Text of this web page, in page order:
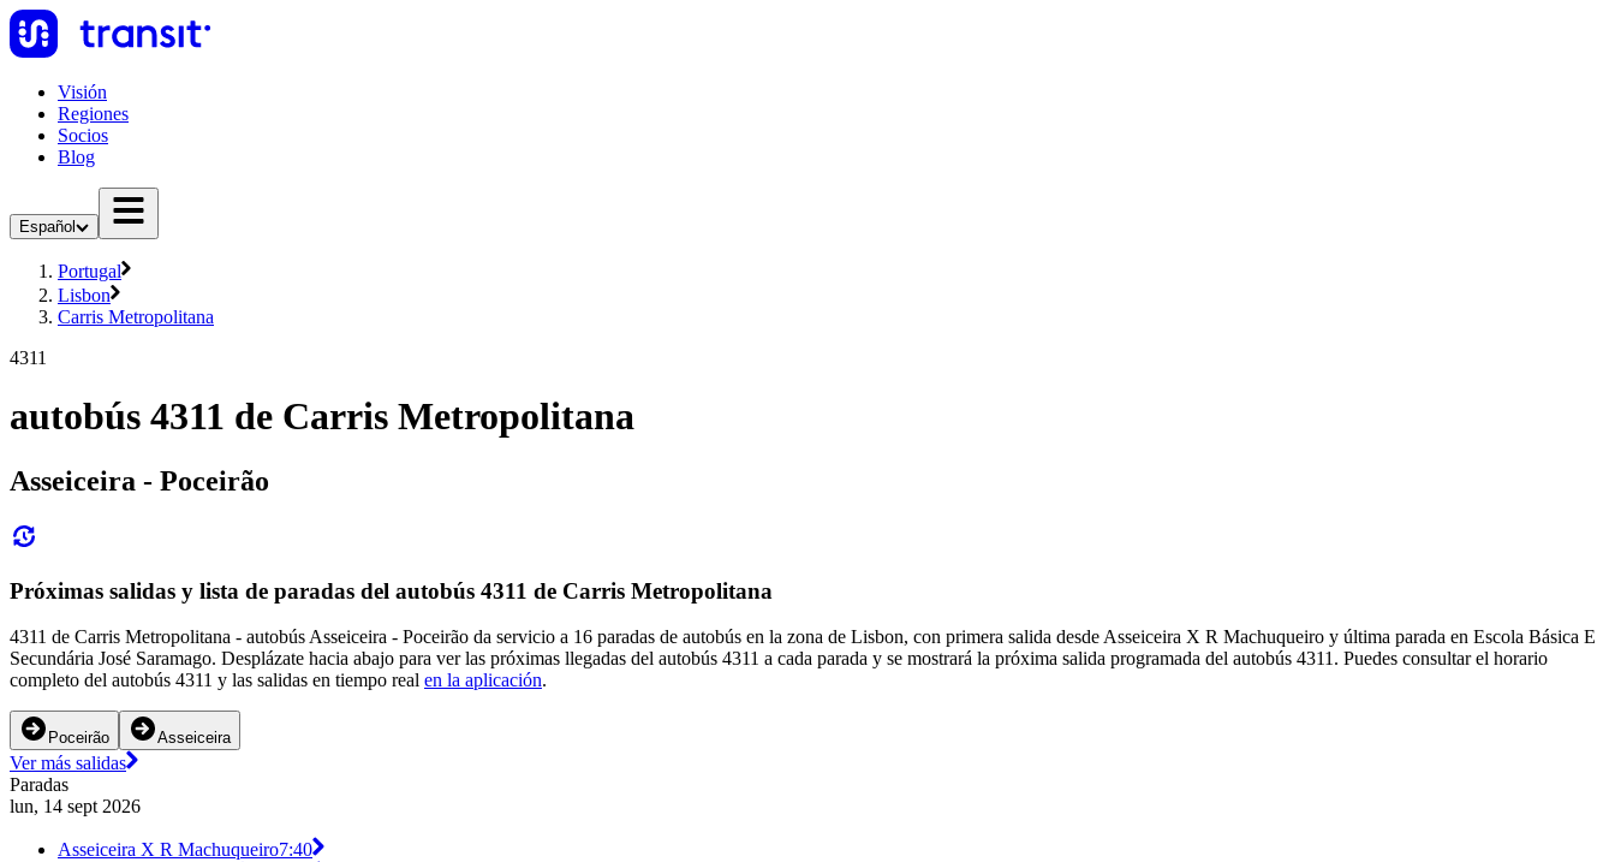
Visión
Regiones
Socios
Blog
Español
Portugal
Lisbon
Carris Metropolitana
4311
autobús 4311 de Carris Metropolitana
Asseiceira - Poceirão
Próximas salidas y lista de paradas del autobús 4311 de Carris Metropolitana
4311 de Carris Metropolitana - autobús Asseiceira - Poceirão da servicio a 16 paradas de autobús en la zona de Lisbon, con primera salida desde Asseiceira X R Machuqueiro y última parada en Escola Básica E
Secundária José Saramago. Desplázate hacia abajo para ver las próximas llegadas del autobús 4311 a cada parada y se mostrará la próxima salida programada del autobús 4311. Puedes consultar el horario
completo del autobús 4311 y las salidas en tiempo real en la aplicación.
Poceirão Asseiceira
Ver más salidas
Paradas
lun, 14 sept 2026
Asseiceira X R Machuqueiro7:40